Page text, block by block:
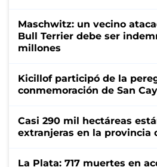
Maschwitz: un vecino
Bull Terrier debe ser
millones
Kicillof participó de la
conmemoración de San
Casi 290 mil hectáreas
extranjeras en la provincia
La Plata: 717 muertes en